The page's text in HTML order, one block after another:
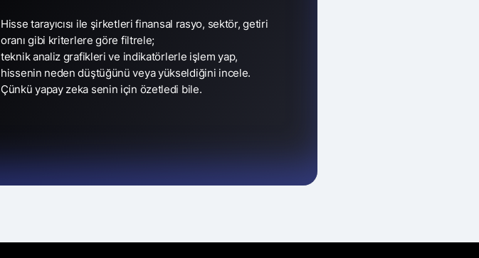
Hisse tarayıcısı ile şirketleri finansal rasyo, sektör, getiri
oranı gibi kriterlere göre filtrele;
teknik analiz grafikleri ve indikatörlerle işlem yap,
hissenin neden düştüğünü veya yükseldiğini incele.
Çünkü yapay zeka senin için özetledi bile.